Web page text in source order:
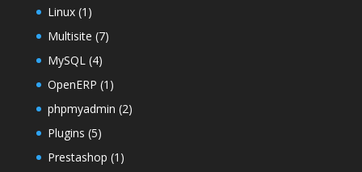
Linux(1)
Multisite (7)
MySQL(4)
OpenERP (1)
phpmyadmin (2)
Plugins (5)
Prestashop (1)